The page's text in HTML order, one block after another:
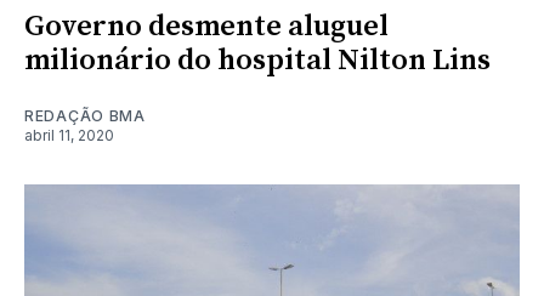
Governo desmente aluguel
milionário do hospital Nilton Lins
REDAÇÃO BMA
abril 11, 2020